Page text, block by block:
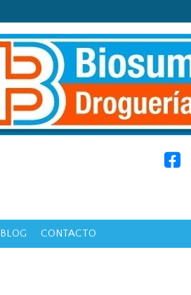
BLOG CONTACTO